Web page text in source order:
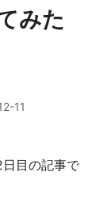
みた
11
目の記事で